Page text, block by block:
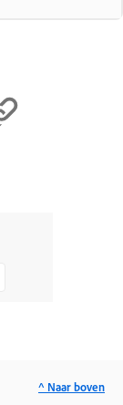
^ Naar boven